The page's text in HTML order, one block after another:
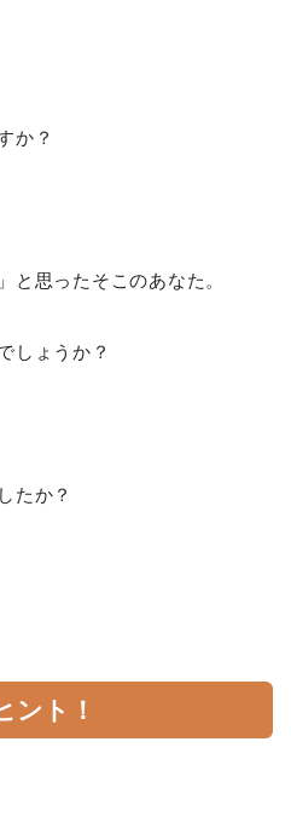
か？
と思ったそこのあなた。
しょうか？
たか？
ント！